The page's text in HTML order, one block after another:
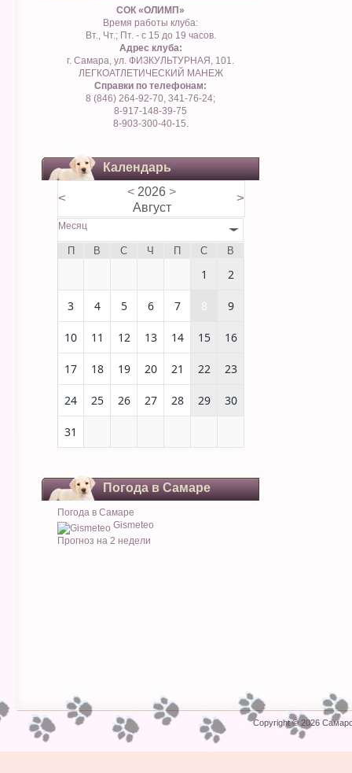
СОК «ОЛИМП»
Время работы клуба:
Вт., Чт.; Пт. - с 15 до 19 часов.
Адрес клуба:
г. Самара, ул. ФИЗКУЛЬТУРНАЯ, 101.
ЛЕГКОАТЛЕТИЧЕСКИЙ МАНЕЖ
Справки по телефонам:
8 (846) 264-92-70, 341-76-24;
8-917-148-39-75
8-903-300-40-15.
Календарь
< < 2026 >
Август
>
Месяц
П В С Ч П С В
1 2
3 4 5 6 7 8 9
10 11 12 13 14 15 16
17 18 19 20 21 22 23
24 25 26 27 28 29 30
31
Погода в Самаре
Погода в Самаре
Gismeteo
Прогноз на 2 недели
Copyright © 2026